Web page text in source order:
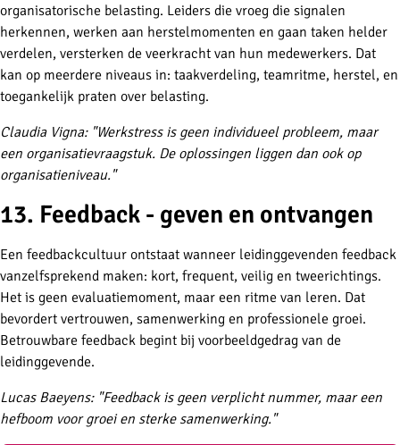
organisatorische belasting. Leiders die vroeg die signalen
herkennen, werken aan herstelmomenten en gaan taken helder
verdelen, versterken de veerkracht van hun medewerkers. Dat
kan op meerdere niveaus in: taakverdeling, teamritme, herstel, en
toegankelijk praten over belasting.
Claudia Vigna: "Werkstress is geen individueel probleem, maar
een organisatievraagstuk. De oplossingen liggen dan ook op
organisatieniveau."
13. Feedback - geven en ontvangen
Een feedbackcultuur ontstaat wanneer leidinggevenden feedback
vanzelfsprekend maken: kort, frequent, veilig en tweerichtings.
Het is geen evaluatiemoment, maar een ritme van leren. Dat
bevordert vertrouwen, samenwerking en professionele groei.
Betrouwbare feedback begint bij voorbeeldgedrag van de
leidinggevende.
Lucas Baeyens: "Feedback is geen verplicht nummer, maar een
hefboom voor groei en sterke samenwerking."